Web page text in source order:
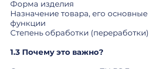
Форма изделия
Назначение товара, его основные
функции
Степень обработки (переработки)
1.3 Почему это важно?